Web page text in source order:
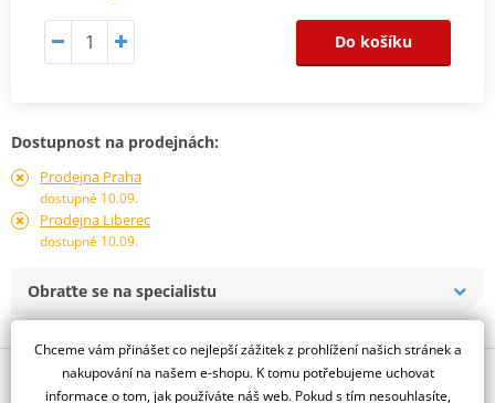
Do košíku
Dostupnost na prodejnách:
Prodejna Praha
dostupné 10.09.
Prodejna Liberec
dostupné 10.09.
Obraťte se na specialistu
Popis a parametry
Chceme vám přinášet co nejlepší zážitek z prohlížení našich stránek a
nakupování na našem e-shopu. K tomu potřebujeme uchovat
informace o tom, jak používáte náš web. Pokud s tím nesouhlasíte,